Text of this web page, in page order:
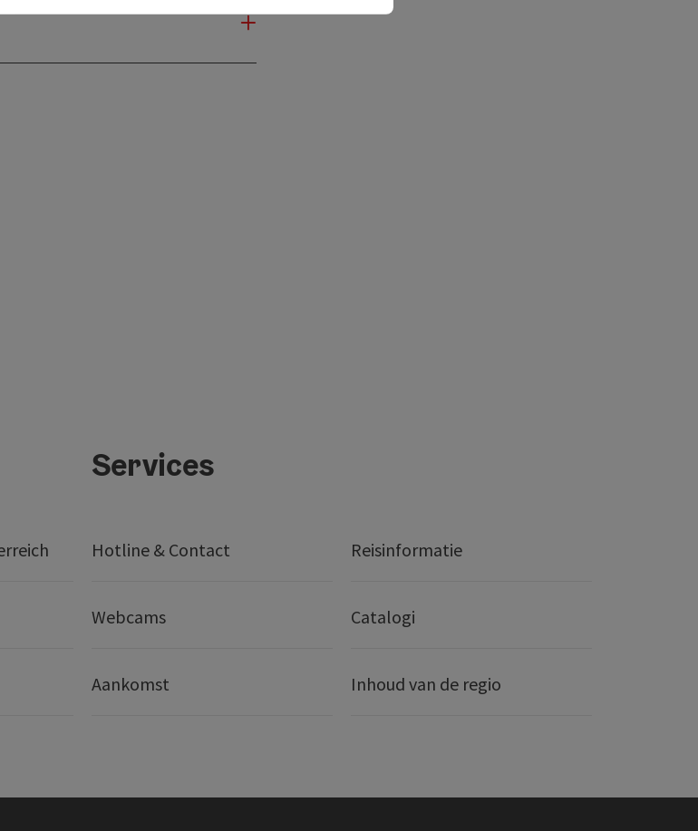
Services
Hotline & Contact Reisinformatie
Webcams Catalogi
Aankomst Inhoud van de regio